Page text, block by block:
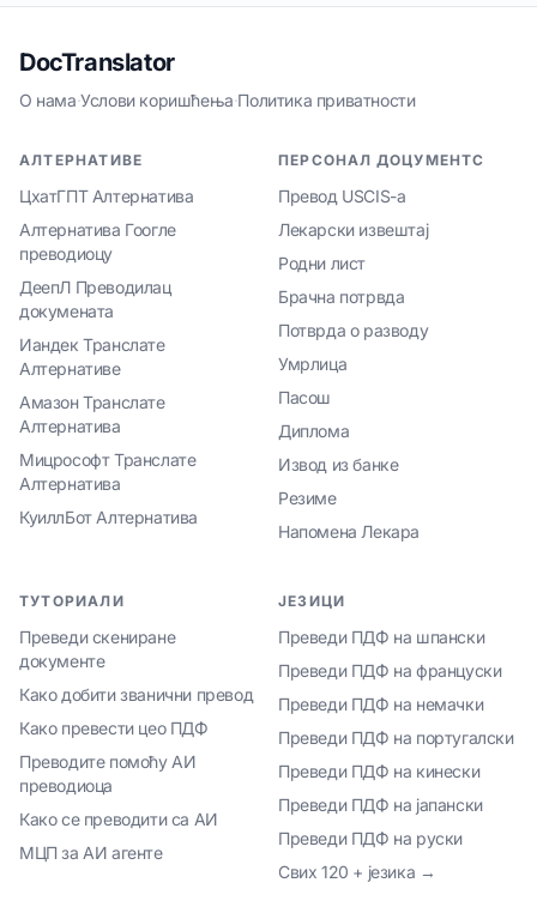
DocTranslator
О нама·Услови коришћења·Политика приватности
АЛТЕРНАТИВЕ
ЦхатГПТ Алтернатива
Алтернатива Гоогле
преводиоцу
ДеепЛ Преводилац
докумената
Иандек Транслате
Алтернативе
Амазон Транслате
Алтернатива
Мицрософт Транслате
Алтернатива
КуиллБот Алтернатива
ПЕРСОНАЛ ДОЦУМЕНТС
Превод USCIS-а
Лекарски извештај
Родни лист
Брачна потрвда
Потврда о разводу
Умрлица
Пасош
Диплома
Извод из банке
Резиме
Напомена Лекара
ТУТОРИАЛИ
Преведи скениране
документе
Како добити званични превод
Како превести цео ПДФ
Преводите помоћу АИ
преводиоца
Како се преводити са АИ
МЦП за АИ агенте
ЈЕЗИЦИ
Преведи ПДФ на шпански
Преведи ПДФ на француски
Преведи ПДФ на немачки
Преведи ПДФ на португалски
Преведи ПДФ на кинески
Преведи ПДФ на јапански
Преведи ПДФ на руски
Свих 120 + језика →